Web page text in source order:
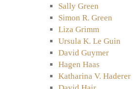
Sally Green
Simon R. Green
Liza Grimm
Ursula K. Le Guin
David Guymer
Hagen Haas
Katharina V. Haderer